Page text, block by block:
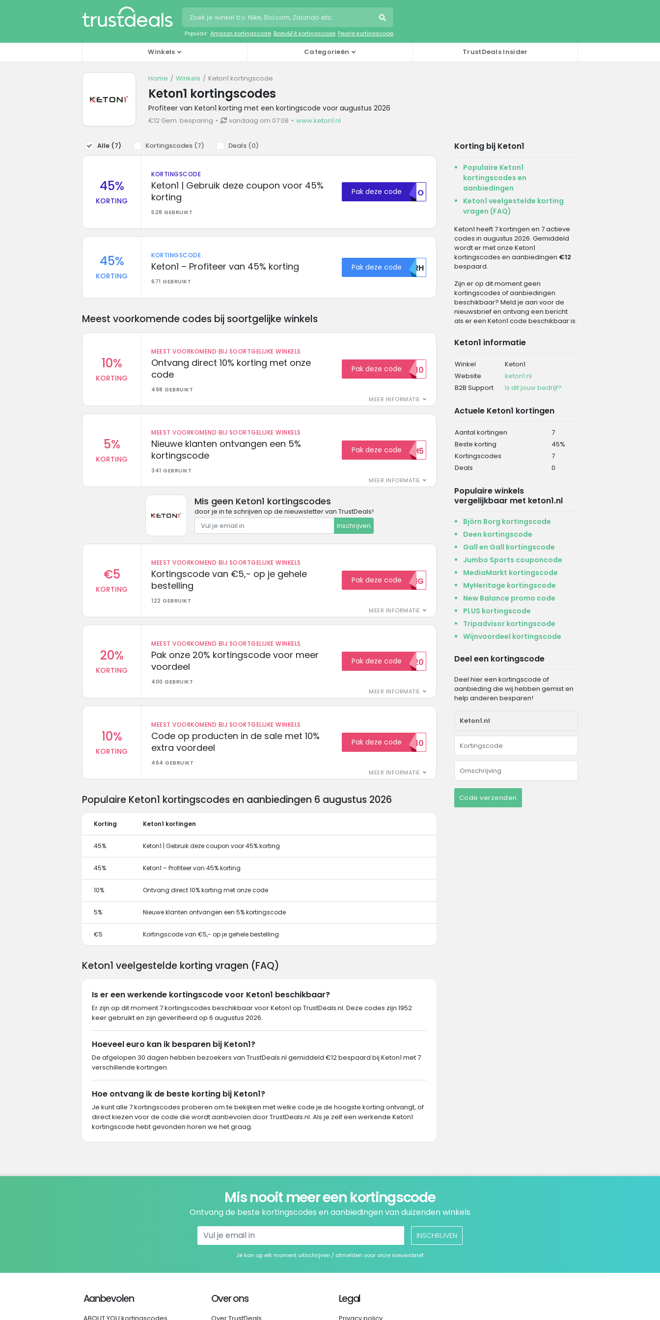
Populair: Amazon kortingscode Body&Fit kortingscode Pearle kortingscode
Winkels Categorieën TrustDeals Insider
Home Winkels Keton1 kortingscode
Keton1 kortingscodes
Profiteer van Keton1 korting met een kortingscode voor augustus 2026
€12 Gem. besparing vandaag om 07:08 www.keton1.nl
Alle (7) Kortingscodes (7) Deals (0)
45%
KORTING
KORTINGSCODE
Keton1 | Gebruik deze coupon voor 45%
korting
528 GEBRUIKT
Pak deze code RVJO
45%
KORTING
KORTINGSCODE
Keton1 – Profiteer van 45% korting
671 GEBRUIKT
Pak deze code NTRH
Meest voorkomende codes bij soortgelijke winkels
10%
KORTING
MEEST VOORKOMEND BIJ SOORTGELIJKE WINKELS
Ontvang direct 10% korting met onze
code
498 GEBRUIKT
MEER INFORMATIE
Pak deze codeEXTRA10
5%
KORTING
MEEST VOORKOMEND BIJ SOORTGELIJKE WINKELS
Nieuwe klanten ontvangen een 5%
kortingscode
341 GEBRUIKT
MEER INFORMATIE
Pak deze codeWELKOM5
Mis geen Keton1 kortingscodes
door je in te schrijven op de nieuwsletter van TrustDeals!
Inschrijven
€5
KORTING
MEEST VOORKOMEND BIJ SOORTGELIJKE WINKELS
Kortingscode van €5,- op je gehele
bestelling
122 GEBRUIKT
MEER INFORMATIE
Pak deze code5KORTING
20%
KORTING
MEEST VOORKOMEND BIJ SOORTGELIJKE WINKELS
Pak onze 20% kortingscode voor meer
voordeel
400 GEBRUIKT
MEER INFORMATIE
Pak deze codeEXTRA20
10%
KORTING
MEEST VOORKOMEND BIJ SOORTGELIJKE WINKELS
Code op producten in de sale met 10%
extra voordeel
464 GEBRUIKT
MEER INFORMATIE
Pak deze codeSALE10
Korting bij Keton1
Populaire Keton1
kortingscodes en
aanbiedingen
Keton1 veelgestelde korting
vragen (FAQ)
Keton1 heeft 7 kortingen en 7 actieve
codes in augustus 2026. Gemiddeld
wordt er met onze Keton1
kortingscodes en aanbiedingen €12
bespaard.
Zijn er op dit moment geen
kortingscodes of aanbiedingen
beschikbaar? Meld je aan voor de
nieuwsbrief en ontvang een bericht
als er een Keton1 code beschikbaar is.
Keton1 informatie
Winkel
Keton1
Website
keton1.nl
B2B Support
Is dit jouw bedrijf?
Actuele Keton1 kortingen
Aantal kortingen
7
Beste korting
45%
Kortingscodes
7
Deals
0
Populaire winkels
vergelijkbaar met keton1.nl
Björn Borg kortingscode
Deen kortingscode
Gall en Gall kortingscode
Jumbo Sports couponcode
MediaMarkt kortingscode
MyHeritage kortingscode
New Balance promo code
PLUS kortingscode
Tripadvisor kortingscode
Wijnvoordeel kortingscode
Deel een kortingscode
Deel hier een kortingscode of
aanbieding die wij hebben gemist en
help anderen besparen!
Code verzenden
Populaire Keton1 kortingscodes en aanbiedingen 6 augustus 2026
Korting Keton1 kortingen
45% Keton1 | Gebruik deze coupon voor 45% korting
45% Keton1 – Profiteer van 45% korting
10% Ontvang direct 10% korting met onze code
5% Nieuwe klanten ontvangen een 5% kortingscode
€5 Kortingscode van €5,- op je gehele bestelling
Keton1 veelgestelde korting vragen (FAQ)
Is er een werkende kortingscode voor Keton1 beschikbaar?
Er zijn op dit moment 7 kortingscodes beschikbaar voor Keton1 op TrustDeals.nl. Deze codes zijn 1952
keer gebruikt en zijn geverifieerd op 6 augustus 2026.
Hoeveel euro kan ik besparen bij Keton1?
De afgelopen 30 dagen hebben bezoekers van TrustDeals.nl gemiddeld €12 bespaard bij Keton1 met 7
verschillende kortingen.
Hoe ontvang ik de beste korting bij Keton1?
Je kunt alle 7 kortingscodes proberen om te bekijken met welke code je de hoogste korting ontvangt, of
direct kiezen voor de code die wordt aanbevolen door TrustDeals.nl. Als je zelf een werkende Keton1
kortingscode hebt gevonden horen we het graag.
Mis nooit meer een kortingscode
Ontvang de beste kortingscodes en aanbiedingen van duizenden winkels
INSCHRIJVEN
Je kan op elk moment uitschrijven / afmelden voor onze nieuwsbrief
Aanbevolen Over ons Legal